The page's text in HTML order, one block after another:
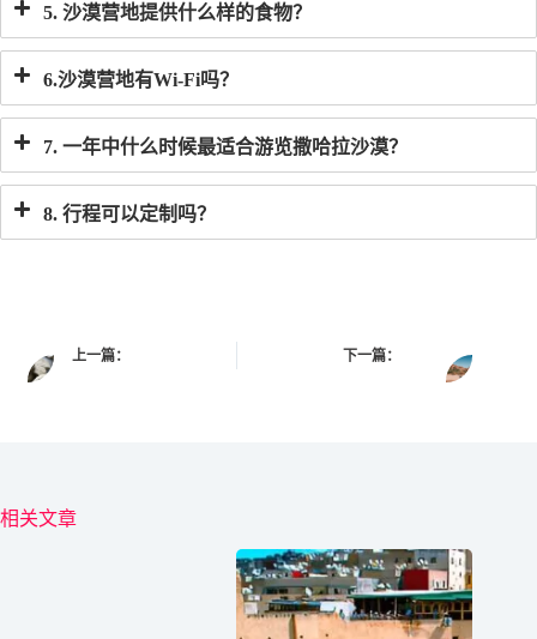
5. 沙漠营地提供什么样的食物？
6.沙漠营地有Wi-Fi吗？
7. 一年中什么时候最适合游览撒哈拉沙漠？
8. 行程可以定制吗？
上一篇： 下一篇：
相关文章